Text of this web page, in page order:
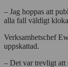
– Jag hoppas att
Verksamhetschef